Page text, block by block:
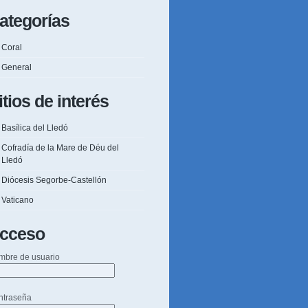
Coral
General
de interés
Basílica del Lledó
Cofradía de la Mare de Déu del
Lledó
Diócesis Segorbe-Castellón
Vaticano
de usuario